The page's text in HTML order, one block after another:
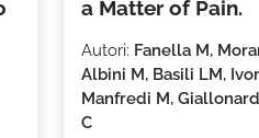
a Matter of Pain.
Autori: Fanella M,
Albini M, Basili LM,
Manfredi M,
C